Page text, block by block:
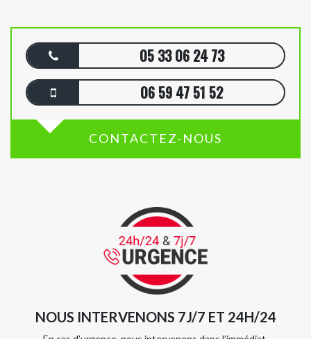
05 33 06 24 73
06 59 47 51 52
CONTACTEZ-NOUS
NOUS INTERVENONS 7J/7 ET 24H/24